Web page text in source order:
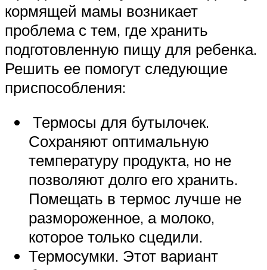
кормящей мамы возникает
проблема с тем, где хранить
подготовленную пищу для ребенка.
Решить ее помогут следующие
приспособления:
Термосы для бутылочек.
Сохраняют оптимальную
температуру продукта, но не
позволяют долго его хранить.
Помещать в термос лучше не
размороженное, а молоко,
которое только сцедили.
Термосумки. Этот вариант